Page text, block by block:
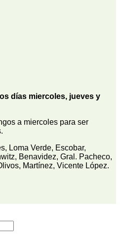
días miercoles, jueves y
a miercoles para ser
Loma Verde, Escobar,
Benavidez, Gral. Pacheco,
Martínez, Vicente López.